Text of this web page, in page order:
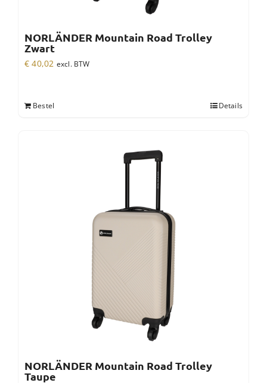
NORLÄNDER Mountain Road Trolley
Zwart
€ 40,02 excl. BTW
Bestel Details
NORLÄNDER Mountain Road Trolley
Taupe